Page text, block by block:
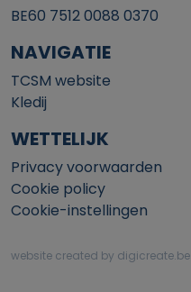
BE60 7512 0088 0370
NAVIGATIE
TCSM website
Kledij
WETTELIJK
Privacy voorwaarden
Cookie policy
Cookie-instellingen
website created by digicreate.be